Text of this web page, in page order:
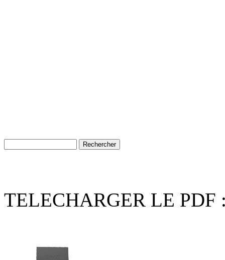
TELECHARGER LE PDF